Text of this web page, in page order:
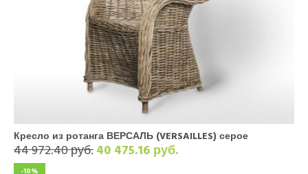
Кресло из ротанга ВЕРСАЛЬ (VERSAILLES) серое
44 972.40 руб.40 475.16 руб.
-10%